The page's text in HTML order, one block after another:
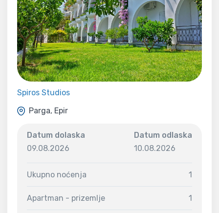
Spiros Studios
Parga, Epir
Datum dolaska
09.08.2026
Datum odlaska
10.08.2026
Ukupno noćenja 1
Apartman - prizemlje 1